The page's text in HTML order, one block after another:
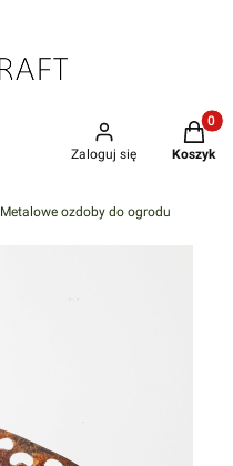
Zaloguj się Koszyk
Metalowe ozdoby do ogrodu